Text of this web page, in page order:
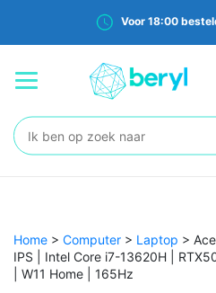
Voor 18:00
Zoeken:
Home > Computer > Laptop >
IPS | Intel Core i7-13620H |
| W11 Home | 165Hz